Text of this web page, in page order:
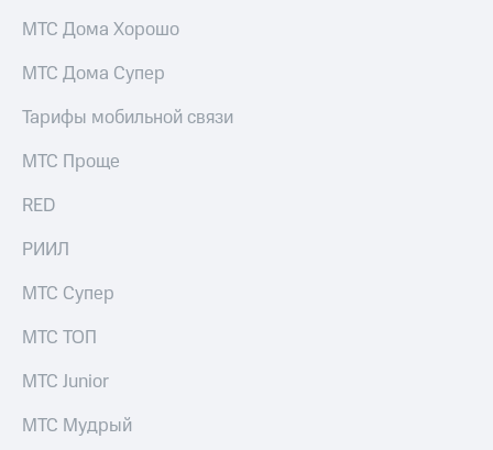
и акционерам
Корпоративное
управление
секретарь
информации
Собрания
акционеров
Личный
акционера
Акционерный
капитал
Контроль
МТС Дома Хорошо
МТС Дома Супер
Тарифы мобильной связи
МТС Проще
RED
РИИЛ
МТС Супер
МТС ТОП
МТС Junior
МТС Мудрый